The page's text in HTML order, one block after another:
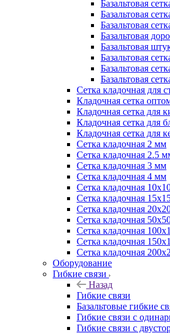
Базальтовая
Базальтовая
Базальтовая
Базальтовая
Базальтовая
Базальтовая
Базальтовая
Базальтовая
Сетка кладочная для
Кладочная сетка
Кладочная сетка для
Кладочная сетка для
Кладочная сетка для
Сетка кладочная 2 мм
Сетка кладочная 2.5
Сетка кладочная 3 мм
Сетка кладочная 4 мм
Сетка кладочная
Сетка кладочная
Сетка кладочная
Сетка кладочная
Сетка кладочная
Сетка кладочная
Сетка кладочная
Оборудование
Гибкие связи
Назад
Гибкие связи
Базальтовые гибкие
Гибкие связи с
Гибкие связи с